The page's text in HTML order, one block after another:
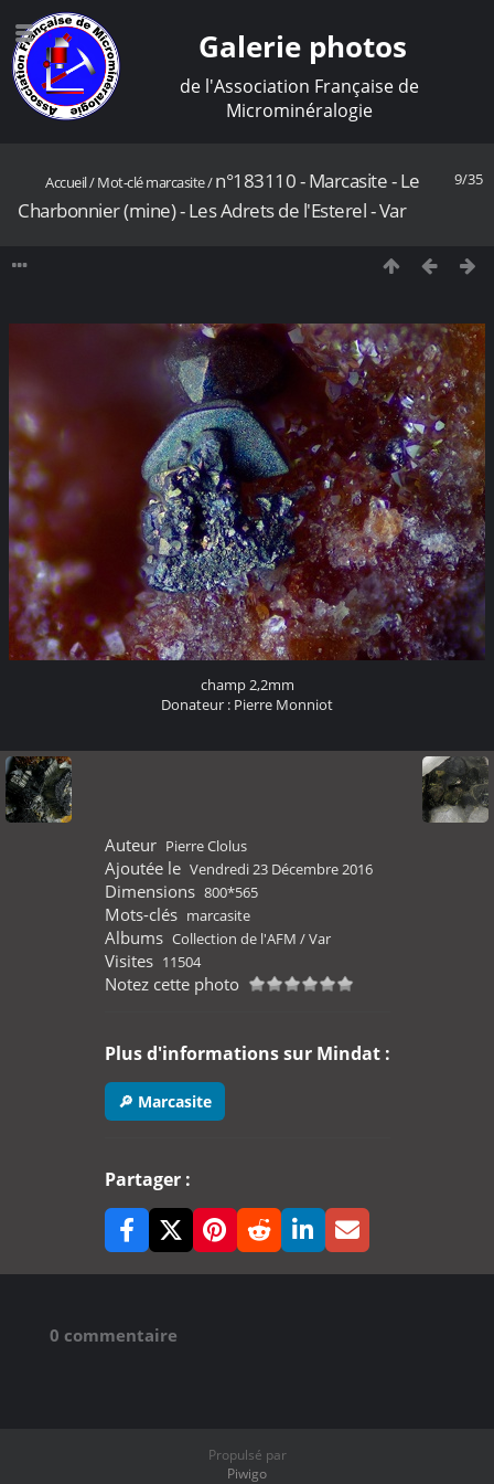
Galerie photos
de l'Association Française de
Microminéralogie
9/35
Accueil/Mot-clémarcasite/n°183110 - Marcasite - Le
Charbonnier (mine) - Les Adrets de l'Esterel - Var
champ 2,2mm
Donateur : Pierre Monniot
Auteur Pierre Clolus
Ajoutée le Vendredi 23 Décembre 2016
Dimensions 800*565
Mots-clés marcasite
Albums Collection de l'AFM /Var
Visites 11504
Notez cette photo
Plus d'informations sur Mindat :
🔎 Marcasite
Partager :
0 commentaire
Propulsé par
Piwigo